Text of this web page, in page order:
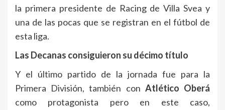
la primera presidente de Racing de Villa Svea y
una de las pocas que se registran en el fútbol de
esta liga.
Las Decanas consiguieron su décimo título
Y el último partido de la jornada fue para la
Primera División, también con Atlético Oberá
como protagonista pero en este caso,